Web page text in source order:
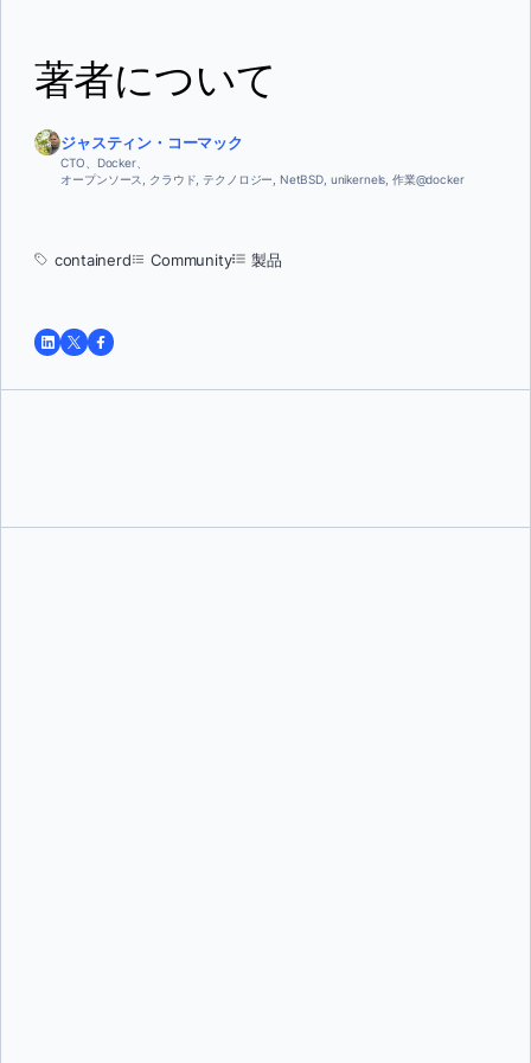
著者について
ジャスティン・コーマック
CTO、Docker、
オープンソース, クラウド, テクノロジー, NetBSD, unikernels, 作業@docker
containerd Community 製品